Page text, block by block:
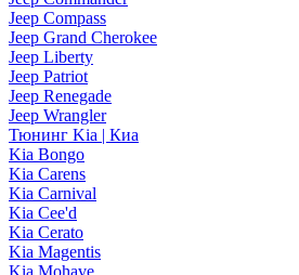
Jeep Compass
Jeep Grand Cherokee
Jeep Liberty
Jeep Patriot
Jeep Renegade
Jeep Wrangler
Тюнинг Kia | Киа
Kia Bongo
Kia Carens
Kia Carnival
Kia Cee'd
Kia Cerato
Kia Magentis
Kia Mohave